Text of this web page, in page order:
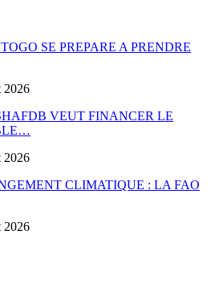
SE PREPARE A PRENDRE
2026
VEUT FINANCER LE
2026
CLIMATIQUE : LA FAO
2026